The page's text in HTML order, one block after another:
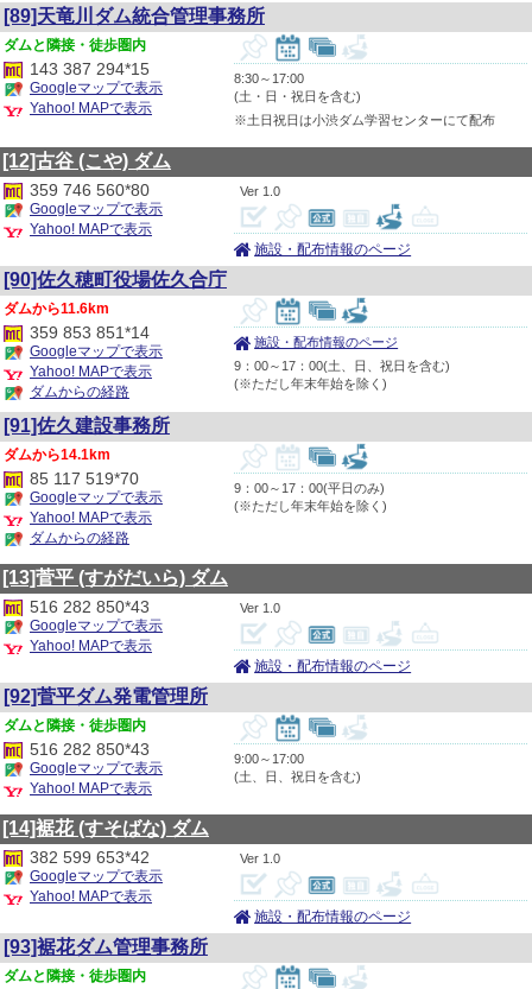
[89]天竜川ダム統合管理事務所
8:30～17:00
(土・日・祝日を含む)
※土日祝日は小渋ダム学習センターにて配布
隣接・徒歩圏内
143 387 294*15
Googleマップで表示
Yahoo! MAPで表示
[12]古谷 (こや) ダム
1.0
施設・配布情報のページ
359 746 560*80
Googleマップで表示
Yahoo! MAPで表示
[90]佐久穂町役場佐久合庁
施設・配布情報のページ
9：00～17：00(土、日、祝日を含む)
(※ただし年末年始を除く)
11.6km
359 853 851*14
Googleマップで表示
Yahoo! MAPで表示
ダムからの経路
[91]佐久建設事務所
9：00～17：00(平日のみ)
(※ただし年末年始を除く)
14.1km
85 117 519*70
Googleマップで表示
Yahoo! MAPで表示
ダムからの経路
[13]菅平 (すがだいら) ダム
1.0
施設・配布情報のページ
516 282 850*43
Googleマップで表示
Yahoo! MAPで表示
[92]菅平ダム発電管理所
9:00～17:00
(土、日、祝日を含む)
隣接・徒歩圏内
516 282 850*43
Googleマップで表示
Yahoo! MAPで表示
[14]裾花(すそばな) ダム
1.0
施設・配布情報のページ
382 599 653*42
Googleマップで表示
Yahoo! MAPで表示
[93]裾花ダム管理事務所
隣接・徒歩圏内